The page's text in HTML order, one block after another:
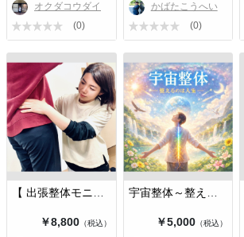
オクダコウダイ
(0)
かばたこうへい
(0)
￥8,800（税込） ￥5,000 （税込）